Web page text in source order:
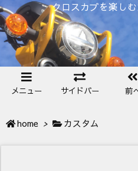
クロスカブを楽し
メニュー サイドバー 前
home > カスタム